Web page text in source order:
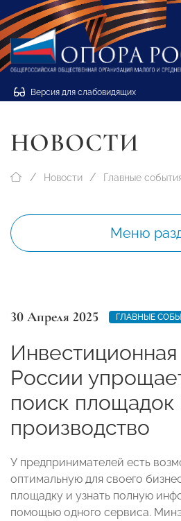
Версия для слабовидящих
НОВОСТИ
Новости Главные
Меню
30 Апреля 2025 ГЛАВНЫЕ
Инвестиционная
России
поиск площадок
производство
У предпринимателей есть
оптимальную для своего
площадку и узнать полную
помощью одного сервиса.